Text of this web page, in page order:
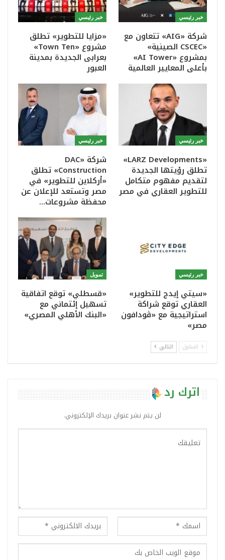
خبر رئيسي
شركة «AIG» تتعاون مع
«CSCEC الصينية»
بمشروع «AI Tower»
بأعلى المعايير العالمية
خبر رئيسي
«مزايا للتطوير» تطلق
مشروع «Town Ten»
بعرابى الجديدة بمدينة
العبور
خبر رئيسي
«LARZ Developments»
تطلق رؤيتها الجديدة
لتقديم مفهوم متكامل
للتطوير العقاري في مصر
خبر رئيسي
شركة «DAC
Construction» تطلق
«أركلاين للتطوير» في
مصر وتستعد للإعلان عن
محفظة مشروعات…
خبر رئيسي
«سيتي إيدج للتطوير»
العقاري توقع شراكة
استراتيجية مع «ڤودافون
مصر»
تمويل
«قسطلي» توقع اتفاقية
تسهيل إئتماني مع
«البنك الأهلي المصري»
السابق التالي
اترك رد
لن يتم نشر عنوان بريدك الإلكتروني.